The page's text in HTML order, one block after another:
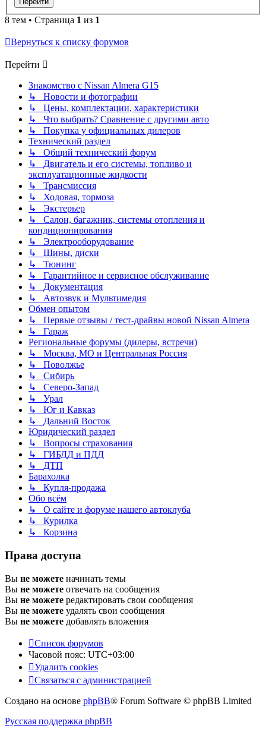
8 тем • Страница 1 из 1
Вернуться к списку форумов
Перейти
Знакомство с Nissan Almera G15
↳ Новости и фотографии
↳ Цены, комплектации, характеристики
↳ Что выбрать? Сравнение с другими авто
↳ Покупка у официальных дилеров
Технический раздел
↳ Общий технический форум
↳ Двигатель и его системы, топливо и
эксплуатационные жидкости
↳ Трансмиссия
↳ Ходовая, тормоза
↳ Экстерьер
↳ Салон, багажник, системы отопления и
кондиционирования
↳ Электрооборудование
↳ Шины, диски
↳ Тюнинг
↳ Гарантийное и сервисное обслуживание
↳ Документация
↳ Автозвук и Мультимедия
Обмен опытом
↳ Первые отзывы / тест-драйвы новой Nissan Almera
↳ Гараж
Региональные форумы (дилеры, встречи)
↳ Москва, МО и Центральная Россия
↳ Поволжье
↳ Сибирь
↳ Северо-Запад
↳ Урал
↳ Юг и Кавказ
↳ Дальний Восток
Юридический раздел
↳ Вопросы страхования
↳ ГИБДД и ПДД
↳ ДТП
Барахолка
↳ Купля-продажа
Обо всём
↳ О сайте и форуме нашего автоклуба
↳ Курилка
↳ Корзина
Права доступа
Вы не можете начинать темы
Вы не можете отвечать на сообщения
Вы не можете редактировать свои сообщения
Вы не можете удалять свои сообщения
Вы не можете добавлять вложения
Список форумов
Часовой пояс: UTC+03:00
Удалить cookies
Связаться с администрацией
Создано на основе phpBB® Forum Software © phpBB Limited
Русская поддержка phpBB